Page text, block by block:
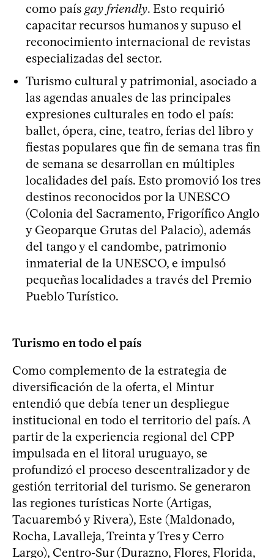
como país gay friendly. Esto requirió
capacitar recursos humanos y supuso el
reconocimiento internacional de revistas
especializadas del sector.
Turismo cultural y patrimonial, asociado a
las agendas anuales de las principales
expresiones culturales en todo el país:
ballet, ópera, cine, teatro, ferias del libro y
fiestas populares que fin de semana tras fin
de semana se desarrollan en múltiples
localidades del país. Esto promovió los tres
destinos reconocidos por la UNESCO
(Colonia del Sacramento, Frigorífico Anglo
y Geoparque Grutas del Palacio), además
del tango y el candombe, patrimonio
inmaterial de la UNESCO, e impulsó
pequeñas localidades a través del Premio
Pueblo Turístico.
Turismo en todo el país
Como complemento de la estrategia de
diversificación de la oferta, el Mintur
entendió que debía tener un despliegue
institucional en todo el territorio del país. A
partir de la experiencia regional del CPP
impulsada en el litoral uruguayo, se
profundizó el proceso descentralizador y de
gestión territorial del turismo. Se generaron
las regiones turísticas Norte (Artigas,
Tacuarembó y Rivera), Este (Maldonado,
Rocha, Lavalleja, Treinta y Tres y Cerro
Largo), Centro-Sur (Durazno, Flores, Florida,